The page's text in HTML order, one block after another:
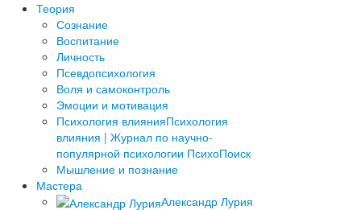
Теория
Сознание
Воспитание
Личность
Псевдопсихология
Воля и самоконтроль
Эмоции и мотивация
Психология влиянияПсихология
влияния | Журнал по научно-
популярной психологии ПсихоПоиск
Мышление и познание
Мастера
Александр Лурия